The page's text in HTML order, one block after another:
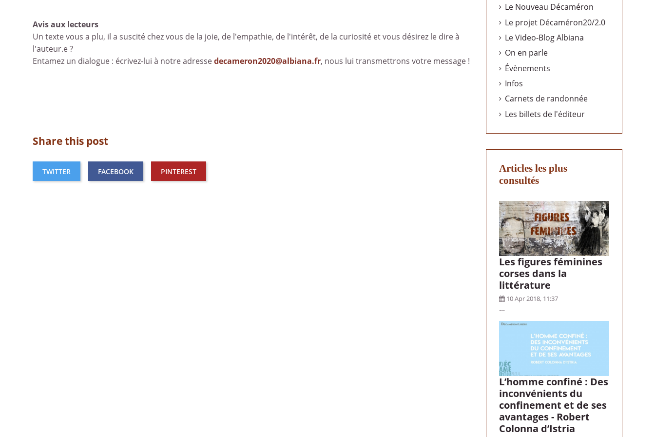
Avis aux lecteurs
Un texte vous a plu, il a suscité chez vous de la joie, de l'empathie, de l'intérêt, de la curiosité et vous désirez le dire à
l'auteur.e ?
Entamez un dialogue : écrivez-lui à notre adressedecameron2020@albiana.fr, nous lui transmettrons votre message !
Share this post
TWITTER FACEBOOK PINTEREST
Le Nouveau Décaméron
Le projet Décaméron20/2.0
Le Video-Blog Albiana
On en parle
Évènements
Infos
Carnets de randonnée
Les billets de l'éditeur
Articles les plus
consultés
Les figures féminines
corses dans la
littérature
10 Apr 2018, 11:37
...
L’homme confiné : Des
inconvénients du
confinement et de ses
avantages - Robert
Colonna d’Istria